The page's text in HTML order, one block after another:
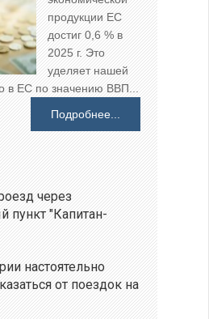
продукции ЕС
достиг 0,6 % в
2025 г. Это
уделяет нашей
в ЕС по значению ВВП...
Подробнее...
через
пункт "Капитан-
настоятельно
от поездок на